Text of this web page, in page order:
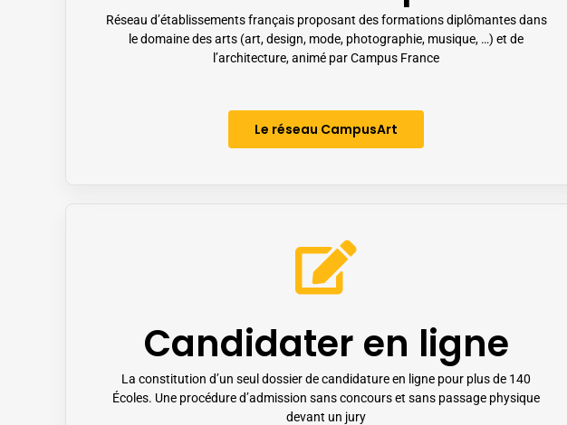
Réseau d’établissements français proposant des formations diplômantes dans
le domaine des arts (art, design, mode, photographie, musique, …) et de
l’architecture, animé par Campus France
Le réseau CampusArt
Candidater en ligne
La constitution d’un seul dossier de candidature en ligne pour plus de 140
Écoles. Une procédure d’admission sans concours et sans passage physique
devant un jury